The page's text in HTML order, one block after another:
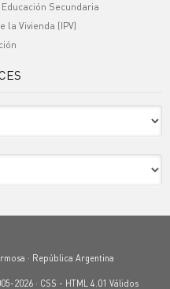
Secundaria
la Vivienda (IPV)
· República Argentina
2026 · CSS - HTML 4.01 Válidos